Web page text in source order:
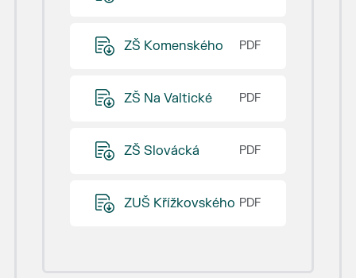
ZŠ Komenského
ZŠ Na Valtické
ZŠ Slovácká
ZUŠ Křížkovského